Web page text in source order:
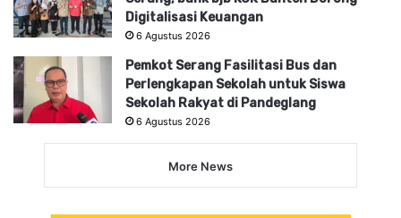
Digitalisasi Keuangan
6 Agustus 2026
Pemkot Serang Fasilitasi Bus dan
Perlengkapan Sekolah untuk Siswa
Sekolah Rakyat di Pandeglang
6 Agustus 2026
More News